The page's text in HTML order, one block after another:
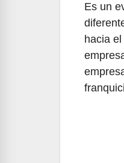
Es un
hacia